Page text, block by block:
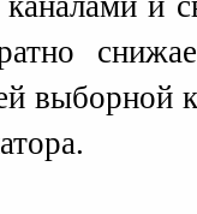
выборной